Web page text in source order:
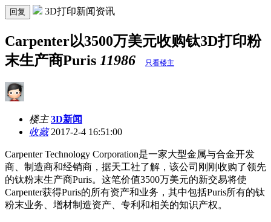
回复 3D打印新闻资讯
Carpenter以3500万美元收购钛3D打印粉
末生产商Puris 11986 只看楼主
楼主 3D新闻
收藏2017-2-4 16:51:00
Carpenter Technology Corporation是一家大型金属与合金开发
商、制造商和经销商，据天工社了解，该公司刚刚收购了领先
的钛粉末生产商Puris。这笔价值3500万美元的新交易将使
Carpenter获得Puris的所有资产和业务，其中包括Puris所有的钛
粉末业务、增材制造资产、专利和相关的知识产权。